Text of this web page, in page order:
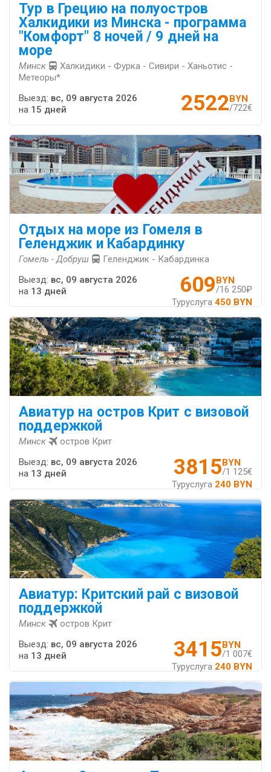
Тур в Грецию на полуостров
Халкидики из Минска - программа
"Комфорт" 8 ночей / 9 дней на
море
Минск
Халкидики - Фурка - Сивири - Ханьотис -
Метеоры*
2522BYN
/722€
Выезд: вс, 09 августа 2026
на 15 дней
Отдых на море из Гомеля в
Геленджик и Кабардинку
Гомель - Добруш Геленджик - Кабардинка
609BYN
/16 250₽
Туруслуга 450 BYN
Выезд: вс, 09 августа 2026
на 13 дней
Авиатур на остров Крит с визовой
поддержкой
Минск остров Крит
3815BYN
/1 125€
Туруслуга 240 BYN
Выезд: вс, 09 августа 2026
на 13 дней
Авиатур: Критский рай с визовой
поддержкой
Минск остров Крит
3415BYN
/1 007€
Туруслуга 240 BYN
Выезд: вс, 09 августа 2026
на 13 дней